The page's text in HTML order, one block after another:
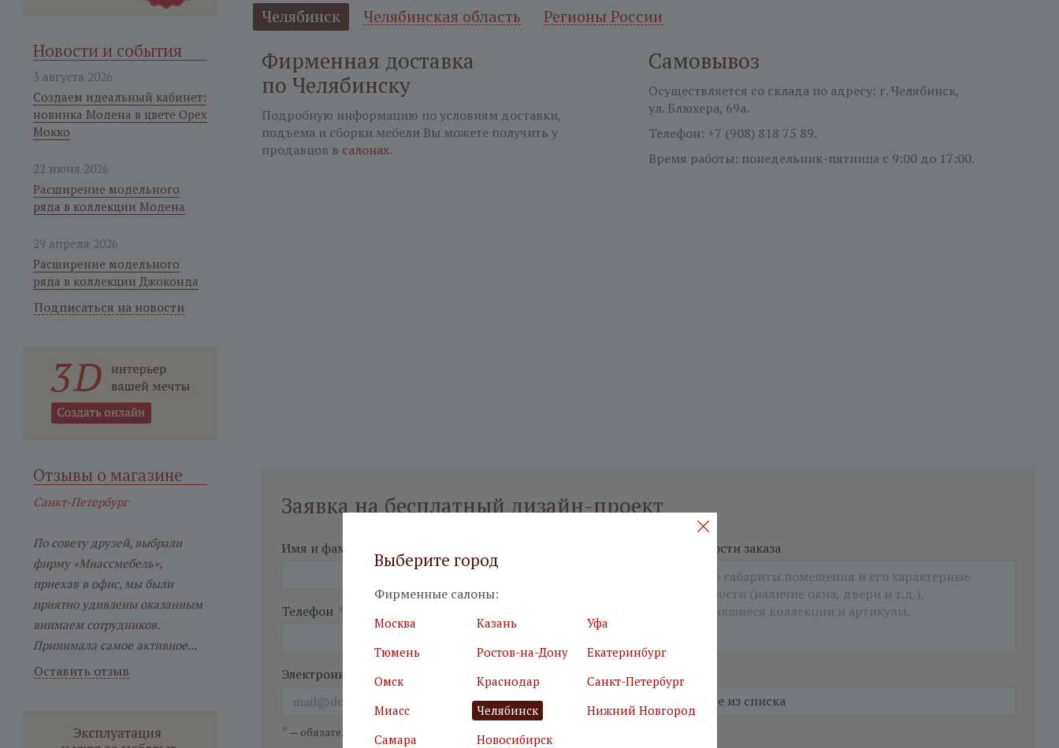
Челябинск Челябинская область Регионы России
Фирменная доставка
по Челябинску
Подробную информацию по условиям доставки,
подъема и сборки мебели Вы можете получить у
продавцов в салонах.
Самовывоз
Осуществляется со склада по адресу: г. Челябинск,
ул. Блюхера, 69а.
Телефон: +7 (908) 818 75 89.
Время работы: понедельник-пятница с 9:00 до 17:00.
Заявка на бесплатный дизайн-проект
Имя и фамилия
Телефон *
Электронная почта
Подробности заказа
Салон
* — обязательные поля
Новости и события
3 августа 2026
Создаем идеальный кабинет:
новинка Модена в цвете Орех
Мокко
22 июня 2026
Расширение модельного
ряда в коллекции Модена
29 апреля 2026
Расширение модельного
ряда в коллекции Джоконда
Подписаться на новости
Отзывы о магазине
Санкт-Петербург
По совету друзей, выбрали
фирму «Миассмебель»,
приехав в офис, мы были
приятно удивлены оказанным
внимаем сотрудников.
Принимала самое активное...
Оставить отзыв
Выберите город
Фирменные салоны:
Москва Казань
Уфа
Тюмень
Ростов-на-Дону
Екатеринбург
Омск
Краснодар
Санкт-Петербург
Миасс
Челябинск
Нижний Новгород
Самара
Новосибирск